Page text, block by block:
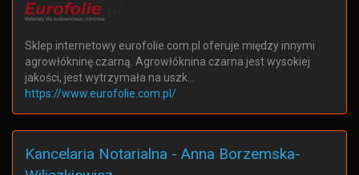
Sklep internetowy eurofolie.com.pl oferuje między innymi
agrowłókninę czarną. Agrowłóknina czarna jest wysokiej
jakości, jest wytrzymała na uszk…
https://www.eurofolie.com.pl/
Kancelaria Notarialna - Anna Borzemska-